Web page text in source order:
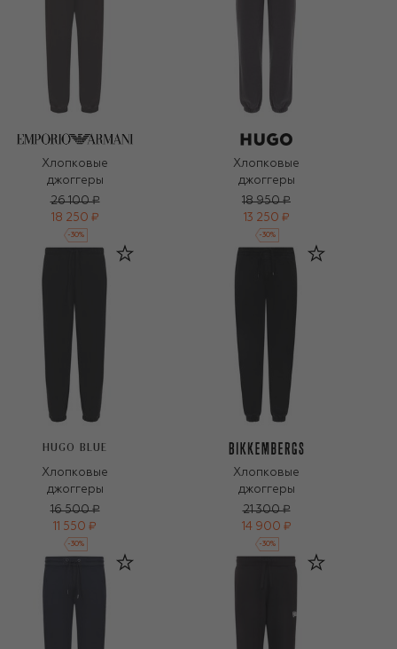
Хлопковые
джоггеры
26 100 ₽
18 250 ₽
-30%
Хлопковые
джоггеры
18 950 ₽
13 250 ₽
-30%
HUGO BLUE
Хлопковые
джоггеры
16 500 ₽
11 550 ₽
-30%
Хлопковые
джоггеры
21 300 ₽
14 900 ₽
-30%